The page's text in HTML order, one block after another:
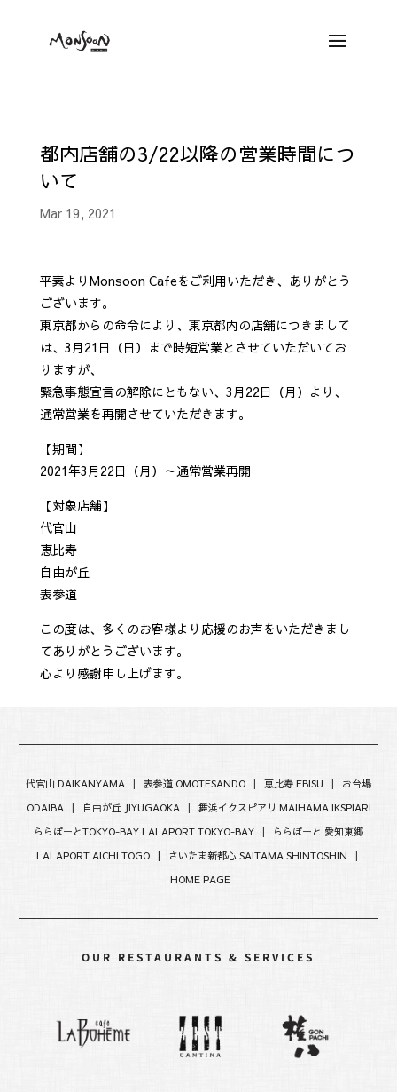
都内店舗の3/22以降の営業時間につ
いて
Mar 19, 2021
平素よりMonsoon Cafeをご利用いただき、ありがとう
ございます。
東京都からの命令により、東京都内の店舗につきまして
は、3月21日（日）まで時短営業とさせていただいてお
りますが、
緊急事態宣言の解除にともない、3月22日（月）より、
通常営業を再開させていただきます。
【期間】
2021年3月22日（月）～通常営業再開
【対象店舗】
代官山
恵比寿
自由が丘
表参道
この度は、多くのお客様より応援のお声をいただきまし
てありがとうございます。
心より感謝申し上げます。
代官山 DAIKANYAMA | 表参道 OMOTESANDO | 恵比寿 EBISU | お台場
ODAIBA| 自由が丘 JIYUGAOKA | 舞浜イクスピアリ MAIHAMA IKSPIARI
ららぽーとTOKYO-BAY LALAPORT TOKYO-BAY |
ららぽーと 愛知東郷
LALAPORT AICHI TOGO |
さいたま新都心 SAITAMA SHINTOSHIN |
HOME PAGE
OUR RESTAURANTS & SERVICES